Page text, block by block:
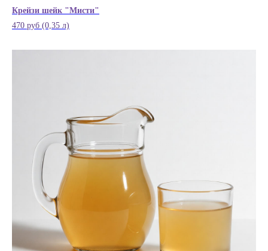
Крейзи шейк "Мисти"
470 руб (0,35 л)